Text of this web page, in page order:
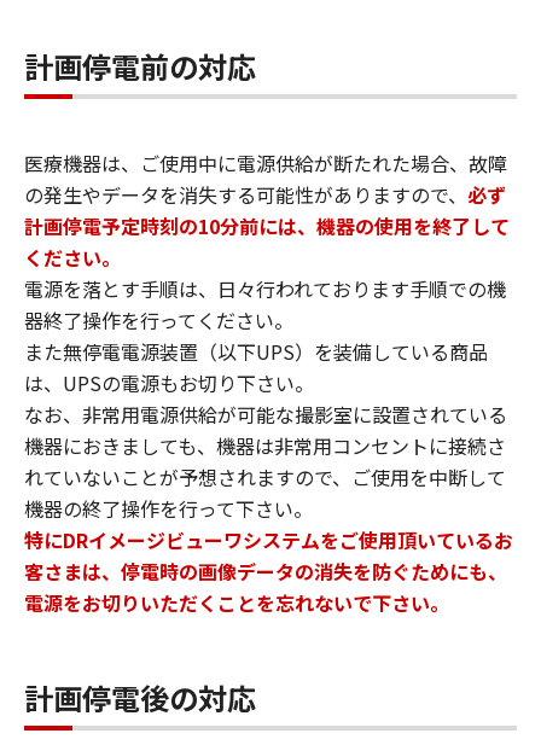
計画停電前の対応
医療機器は、ご使用中に電源供給が断たれた場合、故障
の発生やデータを消失する可能性がありますので、 必ず
計画停電予定時刻の10分前には、機器の使用を終了して
ください。
電源を落とす手順は、日々行われております手順での機
器終了操作を行ってください。
また無停電電源装置（以下UPS）を装備している商品
は、UPSの電源もお切り下さい。
なお、非常用電源供給が可能な撮影室に設置されている
機器におきましても、機器は非常用コンセントに接続さ
れていないことが予想されますので、ご使用を中断して
機器の終了操作を行って下さい。
特にDRイメージビューワシステムをご使用頂いているお
客さまは、停電時の画像データの消失を防ぐためにも、
電源をお切りいただくことを忘れないで下さい。
計画停電後の対応